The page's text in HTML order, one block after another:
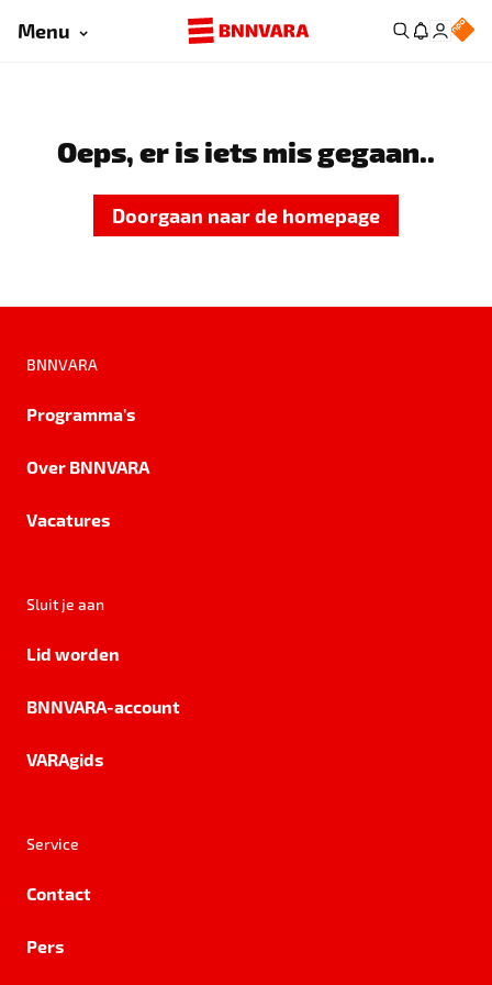
Menu
Oeps, er is iets mis gegaan..
Doorgaan naar de homepage
BNNVARA
Programma's
Over BNNVARA
Vacatures
Sluit je aan
Lid worden
BNNVARA-account
VARAgids
Service
Contact
Pers